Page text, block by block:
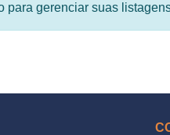
para gerenciar suas